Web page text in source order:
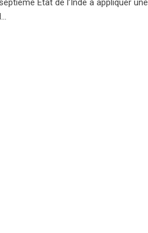
État de l’Inde à appliquer une